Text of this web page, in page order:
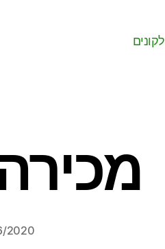
לקונים
2020